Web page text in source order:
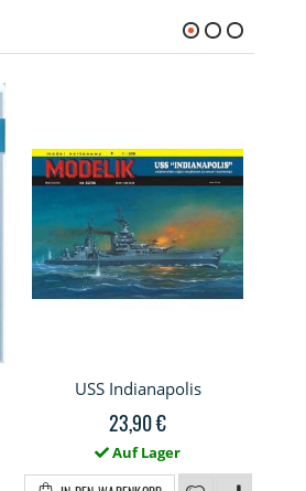
USS Indianapolis
23,90 €
Auf Lager